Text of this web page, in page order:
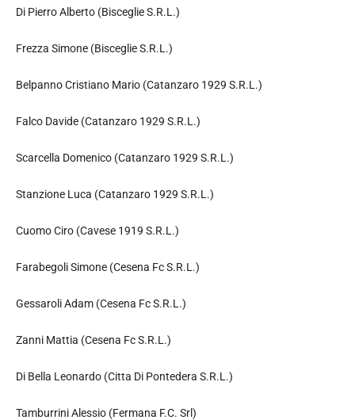
Di Pierro Alberto (Bisceglie S.R.L.)
Frezza Simone (Bisceglie S.R.L.)
Belpanno Cristiano Mario (Catanzaro 1929 S.R.L.)
Falco Davide (Catanzaro 1929 S.R.L.)
Scarcella Domenico (Catanzaro 1929 S.R.L.)
Stanzione Luca (Catanzaro 1929 S.R.L.)
Cuomo Ciro (Cavese 1919 S.R.L.)
Farabegoli Simone (Cesena Fc S.R.L.)
Gessaroli Adam (Cesena Fc S.R.L.)
Zanni Mattia (Cesena Fc S.R.L.)
Di Bella Leonardo (Citta Di Pontedera S.R.L.)
Tamburrini Alessio (Fermana F.C. Srl)